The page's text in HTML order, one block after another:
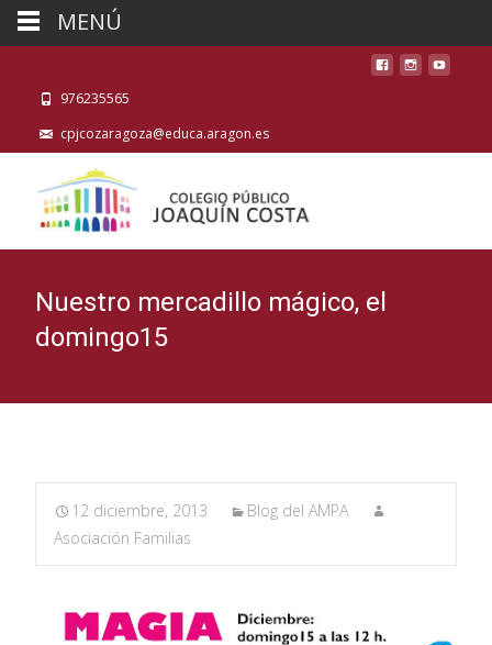
976235565
cpjcozaragoza@educa.aragon.es
Nuestro mercadillo mágico, el
domingo15
12 diciembre, 2013
Blog del AMPA
Asociación Familias
MENÚ